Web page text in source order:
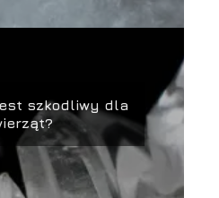
szkodliwy dla